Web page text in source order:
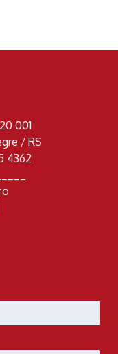
001
/ RS
4362
o